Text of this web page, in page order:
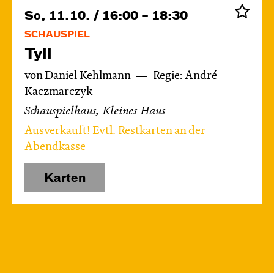
So, 11.10. / 16:00 – 18:30
SCHAUSPIEL
Tyll
von Daniel Kehlmann
Regie: André
Kaczmarczyk
Schauspielhaus, Kleines Haus
Ausverkauft! Evtl. Restkarten an der
Abendkasse
Karten